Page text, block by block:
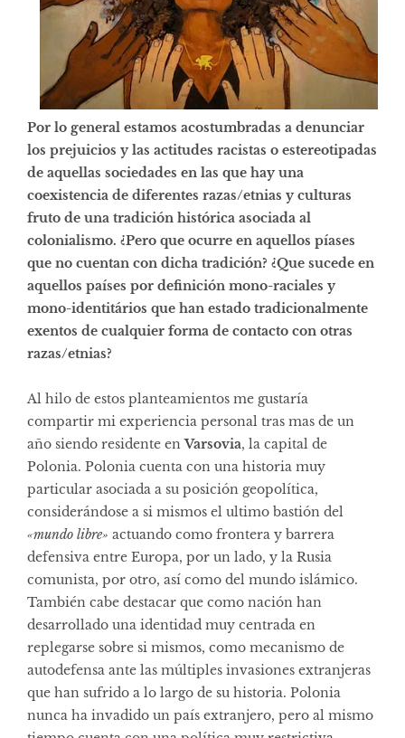
Por lo general estamos acostumbradas a denunciar
los prejuicios y las actitudes racistas o estereotipadas
de aquellas sociedades en las que hay una
coexistencia de diferentes razas/etnias y culturas
fruto de una tradición histórica asociada al
colonialismo. ¿Pero que ocurre en aquellos píases
que no cuentan con dicha tradición? ¿Que sucede en
aquellos países por definición mono-raciales y
mono-identitários que han estado tradicionalmente
exentos de cualquier forma de contacto con otras
razas/etnias?
Al hilo de estos planteamientos me gustaría
compartir mi experiencia personal tras mas de un
año siendo residente enVarsovia, la capital de
Polonia. Polonia cuenta con una historia muy
particular asociada a su posición geopolítica,
considerándose a si mismos el ultimo bastión del
«mundo libre» actuando como frontera y barrera
defensiva entre Europa, por un lado, y la Rusia
comunista, por otro, así como del mundo islámico.
También cabe destacar que como nación han
desarrollado una identidad muy centrada en
replegarse sobre si mismos, como mecanismo de
autodefensa ante las múltiples invasiones extranjeras
que han sufrido a lo largo de su historia. Polonia
nunca ha invadido un país extranjero, pero al mismo